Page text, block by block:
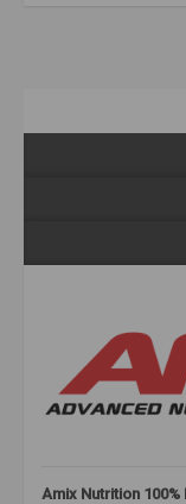
Amix Nutrition